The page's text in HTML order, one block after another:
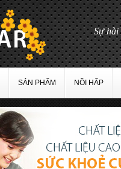
SẢN PHẨM NỒI HẤP